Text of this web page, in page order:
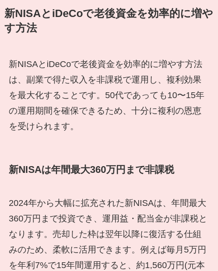
新NISAとiDeCoで老後資金を効率的に増や
す方法
新NISAとiDeCoで老後資金を効率的に増やす方法
は、副業で得た収入を非課税で運用し、複利効果
を最大化することです。50代であっても10〜15年
の運用期間を確保できるため、十分に複利の恩恵
を受けられます。
新NISAは年間最大360万円まで非課税
2024年から大幅に拡充された新NISAは、年間最大
360万円まで投資でき、運用益・配当金が非課税と
なります。売却した枠は翌年以降に復活する仕組
みのため、柔軟に活用できます。例えば毎月5万円
を年利7%で15年間運用すると、約1,560万円(元本